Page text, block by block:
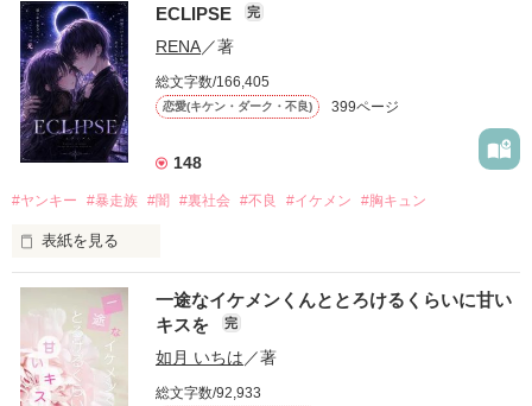
「好きだったから、別れを選んだ。」
モテる人を好きになるのが怖かった。
だから私は、中学時代に大好きだった彼を自分から振った。
もう会うことはないと思っていたのに、
高校生になって再会した彼は、隣の学校で”王子様”と呼ばれる
他の女の子には冷たいのに
私にだけ昔と変わらない笑顔を向けてくる。
「澪ちゃん。」
それは止まっていた恋が再び動き始める合図──。
ECLIPSE 完
RENA／著
総文字数/166,405
恋愛(キケン・ダーク・不良) 399ページ
148
#ヤンキー #暴走族 #闇 #裏社会 #不良 #イケメン #胸キュン
表紙を見る
表紙画像はAIです
作品を読む
一途なイケメンくんととろけるくらいに甘い
キスを
完
如月 いちは ／著
総文字数/92,933